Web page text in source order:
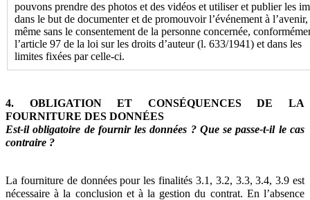
pouvons prendre des photos et des vidéos et utiliser et publier les
dans le but de documenter et de promouvoir l’événement à l’avenir,
même sans le consentement de la personne concernée,
l’article 97 de la loi sur les droits d’auteur (l. 633/1941) et dans les
limites fixées par celle-ci.
4. OBLIGATION ET CONSÉQUENCES DE LA
FOURNITURE DES DONNÉES
Est-il obligatoire de fournir les données ? Que se passe-t-il le cas
contraire ?
La fourniture de données pour les finalités 3.1, 3.2, 3.3, 3.4, 3.9 est
nécessaire à la conclusion et à la gestion du contrat. En l’absence